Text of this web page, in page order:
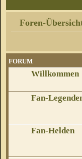
Foren-
FORUM
Willkommen
Fan-
Fan-Helden